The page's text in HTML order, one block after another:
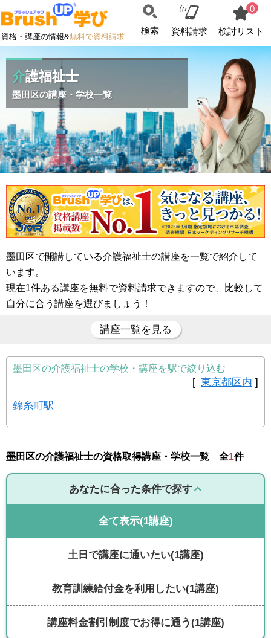
資格・講座の情報&無料で資料請求
検索 資料請求
0
検討リスト
介護福祉士
墨田区の講座・学校一覧
墨田区で開講している介護福祉士の講座を一覧で紹介して
います。
現在1件ある講座を無料で資料請求できますので、比較して
自分に合う講座を選びましょう！
講座一覧を見る
墨田区の介護福祉士の学校・講座を駅で絞り込む
[ 東京都区内 ]
錦糸町駅
墨田区の介護福祉士の資格取得講座・学校一覧 全1件
あなたに合った条件で探す
全て表示(1講座)
土日で講座に通いたい(1講座)
教育訓練給付金を利用したい(1講座)
講座料金割引制度でお得に通う(1講座)